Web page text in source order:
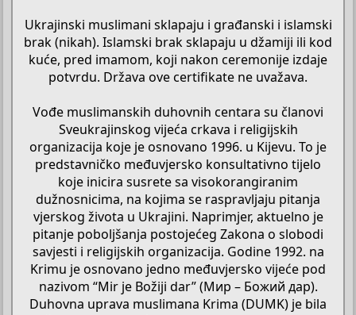
Ukrajinski muslimani sklapaju i građanski i islamski
brak (nikah). Islamski brak sklapaju u džamiji ili kod
kuće, pred imamom, koji nakon ceremonije izdaje
potvrdu. Država ove certifikate ne uvažava.
Vođe muslimanskih duhovnih centara su članovi
Sveukrajinskog vijeća crkava i religijskih
organizacija koje je osnovano 1996. u Kijevu. To je
predstavničko međuvjersko konsultativno tijelo
koje inicira susrete sa visokorangiranim
dužnosnicima, na kojima se raspravljaju pitanja
vjerskog života u Ukrajini. Naprimjer, aktuelno je
pitanje poboljšanja postojećeg Zakona o slobodi
savjesti i religijskih organizacija. Godine 1992. na
Krimu je osnovano jedno međuvjersko vijeće pod
nazivom “Mir je Božiji dar” (Мир – Божий дар).
Duhovna uprava muslimana Krima (DUMK) je bila